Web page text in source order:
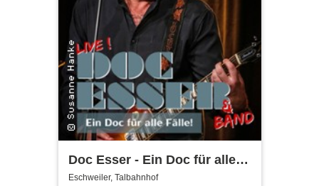
Doc Esser - Ein Doc für alle
Fälle
Eschweiler, Talbahnhof